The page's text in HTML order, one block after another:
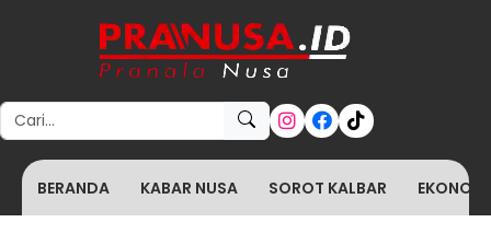
Search for:
BERANDA KABAR NUSA SOROT KALBAR